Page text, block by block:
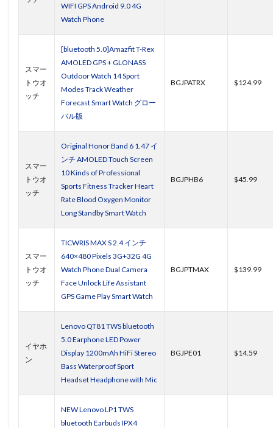
WIFI GPS Android 9.0 4G
Watch Phone
スマー
トウオ
ッチ
[bluetooth 5.0]Amazfit T-Rex
AMOLED GPS + GLONASS
Outdoor Watch 14 Sport
Modes Track Weather
Forecast Smart Watch グロー
バル版
BGJPATRX $124.99
スマー
トウオ
ッチ
Original Honor Band 6 1.47 イ
ンチ AMOLED Touch Screen
10 Kinds of Professional
Sports Fitness Tracker Heart
Rate Blood Oxygen Monitor
Long Standby Smart Watch
BGJPHB6 $45.99
スマー
トウオ
ッチ
TICWRIS MAX S 2.4 インチ
640×480 Pixels 3G+32G 4G
Watch Phone Dual Camera
Face Unlock Life Assistant
GPS Game Play Smart Watch
BGJPTMAX $139.99
イヤホ
ン
Lenovo QT81 TWS bluetooth
5.0 Earphone LED Power
Display 1200mAh HiFi Stereo
Bass Waterproof Sport
Headset Headphone with Mic
BGJPE01 $14.59
NEW Lenovo LP1 TWS
bluetooth Earbuds IPX4